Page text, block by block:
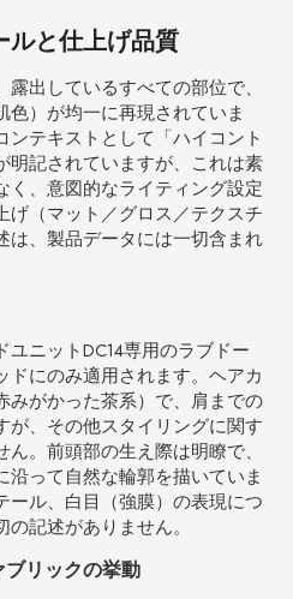
ルと仕上げ品質
出しているすべての部位で、
色）が均一に再現されていま
テキストとして「ハイコント
明記されていますが、これは素
く、意図的なライティング設定
げ（マット／グロス／テクスチ
は、製品データには一切含まれ
ユニットDC14専用のラブドー
ドにのみ適用されます。ヘアカ
みがかった茶系）で、肩までの
が、その他スタイリングに関す
。前頭部の生え際は明瞭で、
沿って自然な輪郭を描いていま
ール、白目（強膜）の表現につ
記述がありません。
リックの挙動